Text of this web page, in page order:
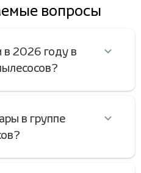
вопросы
в 2026 году в
в группе